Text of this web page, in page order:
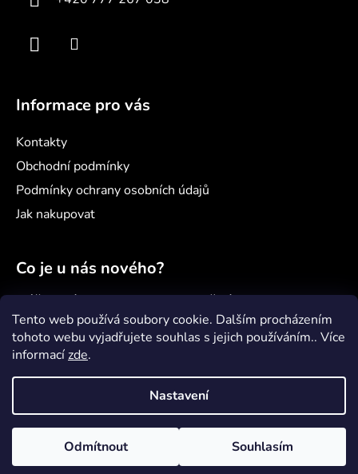
Tento web používá soubory cookie. Dalším procházením
tohoto webu vyjadřujete souhlas s jejich používáním.. Více
informacízde.
Nastavení
Odmítnout Souhlasím
Informace pro vás
Kontakty
Obchodní podmínky
Podmínky ochrany osobních údajů
Jak nakupovat
Co je u nás nového?
Náš nový projekt: samoobslužný minimarket
Šenvert
Věděli jste, že...?
Jak správně pečovat o paddleboard?
Vytvořil Shoptet
Copyright 2026 JEN ROZBALENÉ. Všechna práva
vyhrazena.